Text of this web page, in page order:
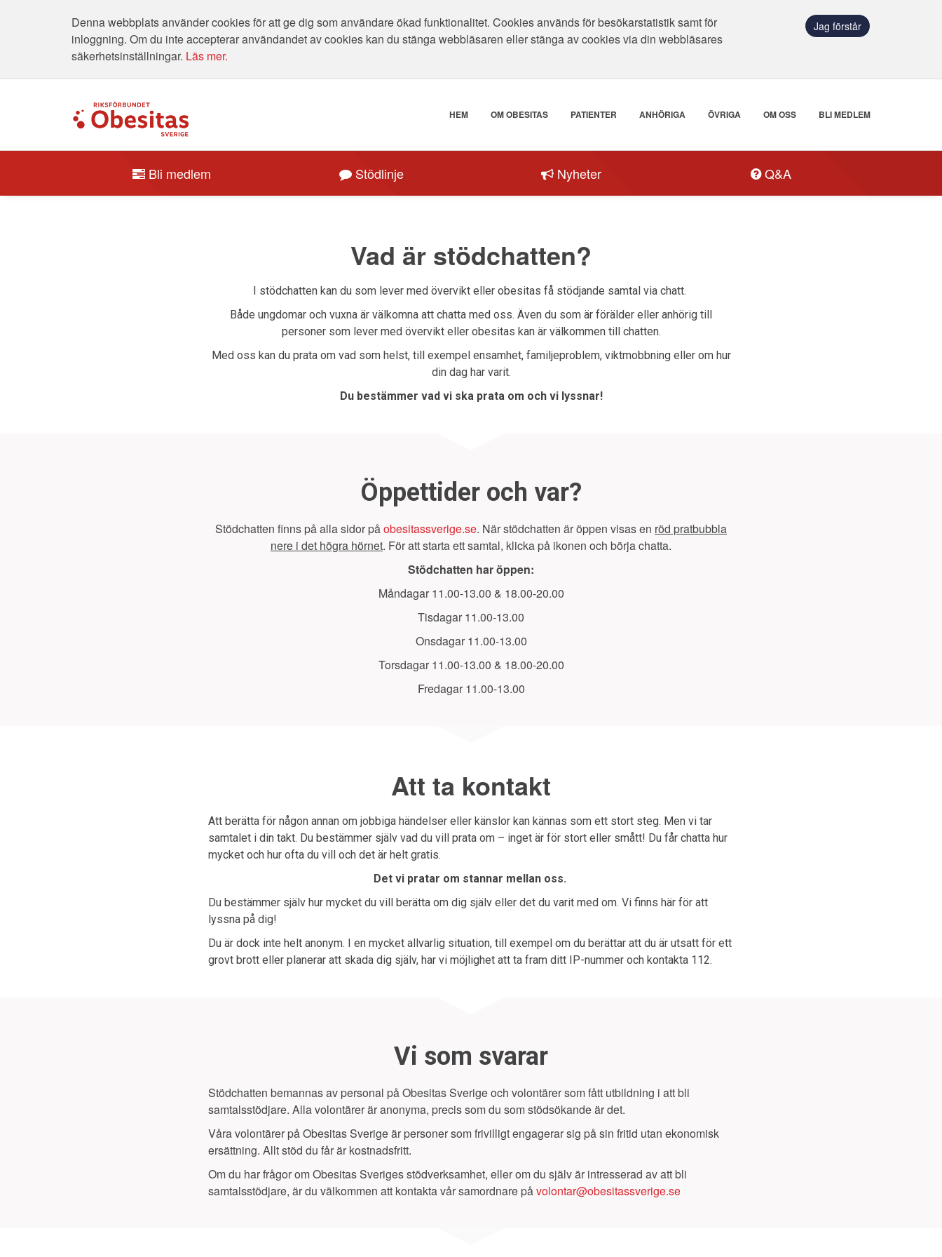
Denna webbplats använder cookies för att ge dig som användare ökad funktionalitet. Cookies används för besökarstatistik samt för
inloggning. Om du inte accepterar användandet av cookies kan du stänga webbläsaren eller stänga av cookies via din webbläsares
säkerhetsinställningar. Läs mer.
Jag förstår
HEM OM OBESITAS PATIENTER ANHÖRIGA ÖVRIGA OM OSS BLI MEDLEM
Bli medlem Stödlinje Nyheter Q&A
Vad är stödchatten?
I stödchatten kan du som lever med övervikt eller obesitas få stödjande samtal via chatt.
Både ungdomar och vuxna är välkomna att chatta med oss. Även du som är förälder eller anhörig till
personer som lever med övervikt eller obesitas kan är välkommen till chatten.
Med oss kan du prata om vad som helst, till exempel ensamhet, familjeproblem, viktmobbning eller om hur
din dag har varit.
Du bestämmer vad vi ska prata om och vi lyssnar!
Öppettider och var?
Stödchatten finns på alla sidor påobesitassverige.se. När stödchatten är öppen visas en röd pratbubbla
nere i det högra hörnet. För att starta ett samtal, klicka på ikonen och börja chatta.
Stödchatten har öppen:
Måndagar 11.00-13.00 & 18.00-20.00
Tisdagar 11.00-13.00
Onsdagar 11.00-13.00
Torsdagar 11.00-13.00 & 18.00-20.00
Fredagar 11.00-13.00
Att ta kontakt
Att berätta för någon annan om jobbiga händelser eller känslor kan kännas som ett stort steg. Men vi tar
samtalet i din takt. Du bestämmer själv vad du vill prata om – inget är för stort eller smått! Du får chatta hur
mycket och hur ofta du vill och det är helt gratis.
Det vi pratar om stannar mellan oss.
Du bestämmer själv hur mycket du vill berätta om dig själv eller det du varit med om. Vi finns här för att
lyssna på dig!
Du är dock inte helt anonym. I en mycket allvarlig situation, till exempel om du berättar att du är utsatt för ett
grovt brott eller planerar att skada dig själv, har vi möjlighet att ta fram ditt IP-nummer och kontakta 112.
Vi som svarar
Stödchatten bemannas av personal på Obesitas Sverige och volontärer som fått utbildning i att bli
samtalsstödjare. Alla volontärer är anonyma, precis som du som stödsökande är det.
Våra volontärer på Obesitas Sverige är personer som frivilligt engagerar sig på sin fritid utan ekonomisk
ersättning. Allt stöd du får är kostnadsfritt.
Om du har frågor om Obesitas Sveriges stödverksamhet, eller om du själv är intresserad av att bli
samtalsstödjare, är du välkommen att kontakta vår samordnare påvolontar@obesitassverige.se